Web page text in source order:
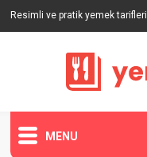
Resimli ve pratik yemek tarifleri
MENU